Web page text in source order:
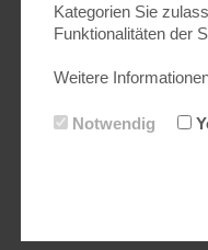
Kategorien Sie
Funktionalitäten der
Weitere
Notwendig